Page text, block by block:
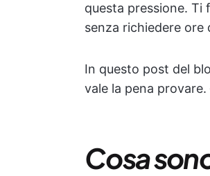
questa pressione. Ti
senza richiedere ore
In questo post del
vale la pena provare.
Cosa